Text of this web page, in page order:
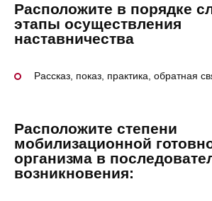
Расположите в порядке
этапы осуществления
наставничества
Рассказ, показ, практика, обратная
Расположите степени
мобилизационной
организма в
возникновения: